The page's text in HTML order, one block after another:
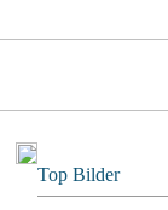
Top Bilder